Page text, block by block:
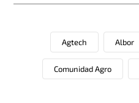
Agtech Albor
Comunidad Agro